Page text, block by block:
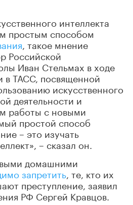
интеллекта
простым способом
, такое мнение
Российской
Иван Стельмах в ходе
в ТАСС, посвященной
искусственного
деятельности и
работы с новыми
простой способ
– это изучать
– сказал он.
домашними
запретить , те, кто их
преступление, заявил
РФ Сергей Кравцов.